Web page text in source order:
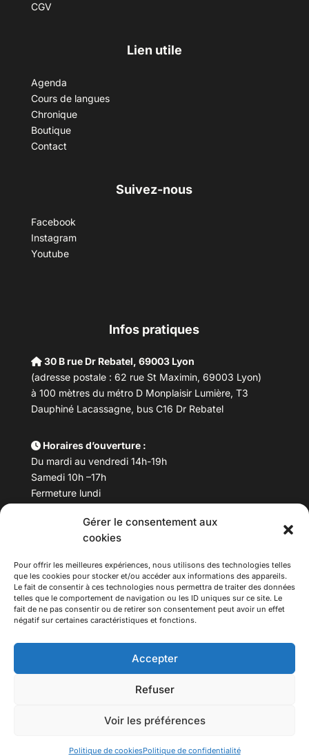
Gérer le consentement aux
cookies
Pour offrir les meilleures expériences, nous utilisons des technologies telles
que les cookies pour stocker et/ou accéder aux informations des appareils.
Le fait de consentir à ces technologies nous permettra de traiter des données
telles que le comportement de navigation ou les ID uniques sur ce site. Le
fait de ne pas consentir ou de retirer son consentement peut avoir un effet
négatif sur certaines caractéristiques et fonctions.
Accepter
Refuser
Voir les préférences
Politique de cookiesPolitique de confidentialité
CGV
Lien utile
Agenda
Cours de langues
Chronique
Boutique
Contact
Suivez-nous
Facebook
Instagram
Youtube
Infos pratiques
30 B rue Dr Rebatel, 69003 Lyon
(adresse postale : 62 rue St Maximin, 69003 Lyon)
à 100 mètres du métro D Monplaisir Lumière, T3
Dauphiné Lacassagne, bus C16 Dr Rebatel
Horaires d’ouverture :
Du mardi au vendredi 14h-19h
Samedi 10h –17h
Fermeture lundi
Téléphone : 04 78 53 06 40
maisondesculturesasiatiques@asiexpo.com
Tous droits réservés.